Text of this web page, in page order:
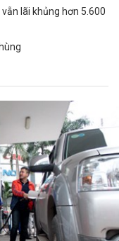
vẫn lãi khủng hơn 5.600